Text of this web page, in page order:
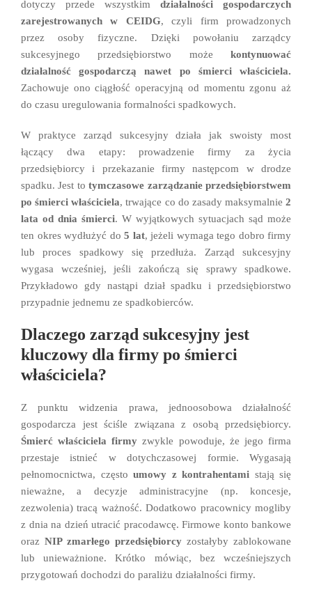
dotyczy przede wszystkim działalności gospodarczych
zarejestrowanych w CEIDG, czyli firm prowadzonych
przez osoby fizyczne. Dzięki powołaniu zarządcy
sukcesyjnego przedsiębiorstwo może kontynuować
działalność gospodarczą nawet po śmierci właściciela.
Zachowuje ono ciągłość operacyjną od momentu zgonu aż
do czasu uregulowania formalności spadkowych.
W praktyce zarząd sukcesyjny działa jak swoisty most
łączący dwa etapy: prowadzenie firmy za życia
przedsiębiorcy i przekazanie firmy następcom w drodze
spadku. Jest totymczasowe zarządzanie przedsiębiorstwem
po śmierci właściciela, trwające co do zasady maksymalnie 2
lata od dnia śmierci. W wyjątkowych sytuacjach sąd może
ten okres wydłużyć do 5 lat, jeżeli wymaga tego dobro firmy
lub proces spadkowy się przedłuża. Zarząd sukcesyjny
wygasa wcześniej, jeśli zakończą się sprawy spadkowe.
Przykładowo gdy nastąpi dział spadku i przedsiębiorstwo
przypadnie jednemu ze spadkobierców.
Dlaczego zarząd sukcesyjny jest
kluczowy dla firmy po śmierci
właściciela?
Z punktu widzenia prawa, jednoosobowa działalność
gospodarcza jest ściśle związana z osobą przedsiębiorcy.
Śmierć właściciela firmy zwykle powoduje, że jego firma
przestaje istnieć w dotychczasowej formie. Wygasają
pełnomocnictwa, często umowy z kontrahentami stają się
nieważne, a decyzje administracyjne (np. koncesje,
zezwolenia) tracą ważność. Dodatkowo pracownicy mogliby
z dnia na dzień utracić pracodawcę. Firmowe konto bankowe
oraz NIP zmarłego przedsiębiorcy zostałyby zablokowane
lub unieważnione. Krótko mówiąc, bez wcześniejszych
przygotowań dochodzi do paraliżu działalności firmy.